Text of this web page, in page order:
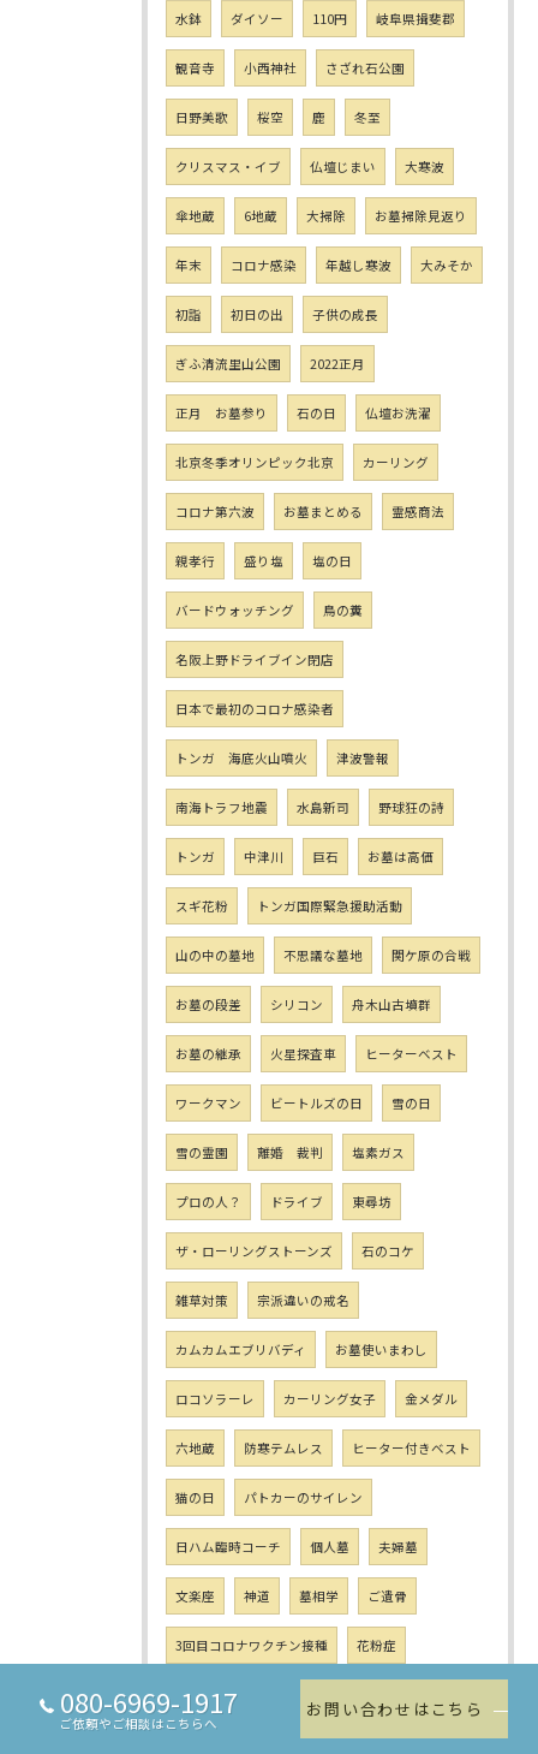
水鉢 ダイソー 110円 岐阜県揖斐郡
観音寺 小西神社 さざれ石公園
日野美歌 桜空 鹿 冬至
クリスマス・イブ 仏壇じまい 大寒波
傘地蔵 6地蔵 大掃除 お墓掃除見返り
年末 コロナ感染 年越し寒波 大みそか
初詣 初日の出 子供の成長
ぎふ清流里山公園 2022正月
正月 お墓参り 石の日 仏壇お洗濯
北京冬季オリンピック北京 カーリング
コロナ第六波 お墓まとめる 霊感商法
親孝行 盛り塩 塩の日
バードウォッチング 鳥の糞
名阪上野ドライブイン閉店
日本で最初のコロナ感染者
トンガ 海底火山噴火 津波警報
南海トラフ地震 水島新司 野球狂の詩
トンガ 中津川 巨石 お墓は高価
スギ花粉 トンガ国際緊急援助活動
山の中の墓地 不思議な墓地 関ケ原の合戦
お墓の段差 シリコン 舟木山古墳群
お墓の継承 火星探査車 ヒーターベスト
ワークマン ビートルズの日 雪の日
雪の霊園 離婚 裁判 塩素ガス
プロの人？ ドライブ 東尋坊
ザ・ローリングストーンズ 石のコケ
雑草対策 宗派違いの戒名
カムカムエブリバディ お墓使いまわし
ロコソラーレ カーリング女子 金メダル
六地蔵 防寒テムレス ヒーター付きベスト
猫の日 パトカーのサイレン
日ハム臨時コーチ 個人墓 夫婦墓
文楽座 神道 墓相学 ご遺骨
3回目コロナワクチン接種 花粉症
お墓の夢
東日本大震災 仮土葬 蚊 ホワイトデー
080-6969-1917
ご依頼やご相談はこちらへ
お問い合わせはこちら